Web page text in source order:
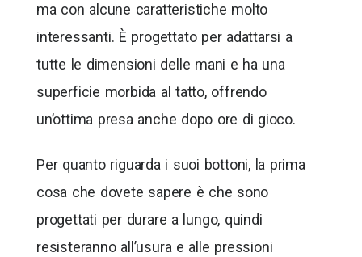
ma con alcune caratteristiche molto
interessanti. È progettato per adattarsi a
tutte le dimensioni delle mani e ha una
superficie morbida al tatto, offrendo
un’ottima presa anche dopo ore di gioco.
Per quanto riguarda i suoi bottoni, la prima
cosa che dovete sapere è che sono
progettati per durare a lungo, quindi
resisteranno all’usura e alle pressioni